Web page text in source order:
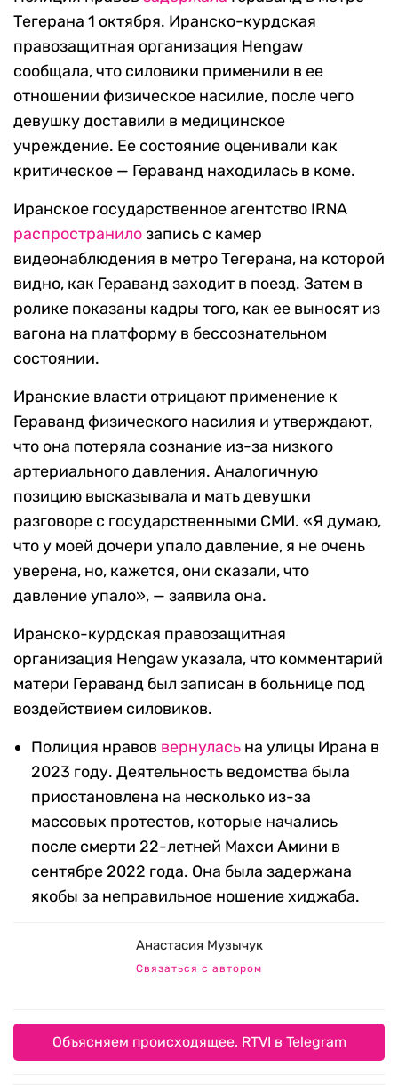
Тегерана 1 октября. Иранско-курдская
правозащитная организация Hengaw
сообщала, что силовики применили в ее
отношении физическое насилие, после чего
девушку доставили в медицинское
учреждение. Ее состояние оценивали как
критическое — Гераванд находилась в коме.
Иранское государственное агентство IRNA
распространилозапись с камер
видеонаблюдения в метро Тегерана, на которой
видно, как Гераванд заходит в поезд. Затем в
ролике показаны кадры того, как ее выносят из
вагона на платформу в бессознательном
состоянии.
Иранские власти отрицают применение к
Гераванд физического насилия и утверждают,
что она потеряла сознание из-за низкого
артериального давления. Аналогичную
позицию высказывала и мать девушки
разговоре с государственными СМИ. «Я думаю,
что у моей дочери упало давление, я не очень
уверена, но, кажется, они сказали, что
давление упало», — заявила она.
Иранско-курдская правозащитная
организация Hengaw указала, что комментарий
матери Гераванд был записан в больнице под
воздействием силовиков.
Полиция нравов вернулась на улицы Ирана в
2023 году. Деятельность ведомства была
приостановлена на несколько из-за
массовых протестов, которые начались
после смерти 22-летней Махси Амини в
сентябре 2022 года. Она была задержана
якобы за неправильное ношение хиджаба.
Анастасия Музычук
Связаться с автором
Объясняем происходящее. RTVI в Telegram